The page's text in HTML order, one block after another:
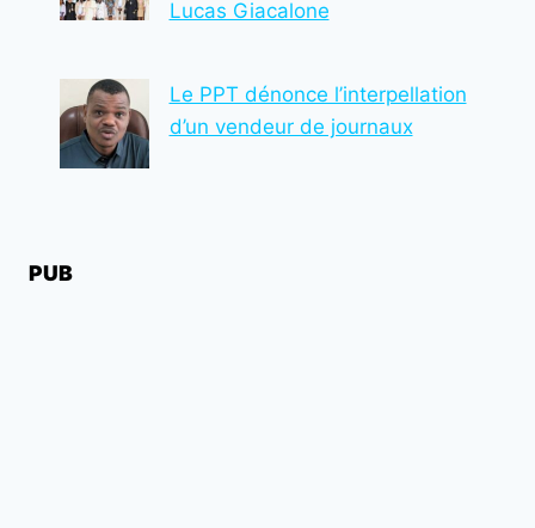
Lucas Giacalone
Le PPT dénonce l’interpellation
d’un vendeur de journaux
PUB